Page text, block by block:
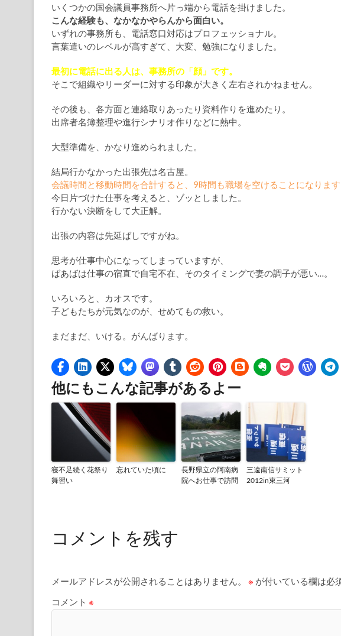
いくつかの国会議員事務所へ片っ端から電話を掛けました。
こんな経験も、なかなかやらんから面白い。
いずれの事務所も、電話窓口対応はプロフェッショナル。
言葉遣いのレベルが高すぎて、大変、勉強になりました。
最初に電話に出る人は、事務所の「顔」です。
そこで組織やリーダーに対する印象が大きく左右されかねません。
その後も、各方面と連絡取りあったり資料作りを進めたり。
出席者名簿整理や進行シナリオ作りなどに熱中。
大型準備を、かなり進められました。
結局行かなかった出張先は名古屋。
会議時間と移動時間を合計すると、9時間も職場を空けることになります
今日片づけた仕事を考えると、ゾッとしました。
行かない決断をして大正解。
出張の内容は先延ばしですがね。
思考が仕事中心になってしまっていますが、
ばあばは仕事の宿直で自宅不在、そのタイミングで妻の調子が悪い…。
いろいろと、カオスです。
子どもたちが元気なのが、せめてもの救い。
まだまだ、いける。がんばります。
他にもこんな記事があるよー
寝不足続く花祭り
舞習い
忘れていた頃に
長野県立の阿南病
院へお仕事で訪問
三遠南信サミット
2012in東三河
コメントを残す
メールアドレスが公開されることはありません。 ※ が付いている欄は必
コメント ※